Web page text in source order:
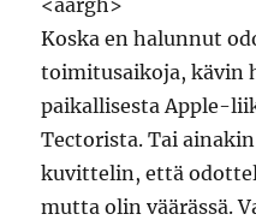
<aargh>
Koska en halunnut
toimitusaikoja, kävin
paikallisesta Apple-
Tectorista. Tai
kuvittelin, että
mutta olin väärässä.